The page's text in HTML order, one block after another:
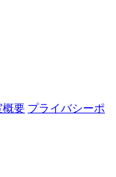
概要 プライバシーポ